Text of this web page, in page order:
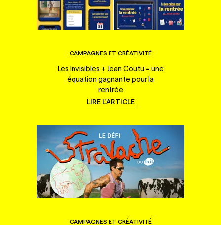
CAMPAGNES ET CRÉATIVITÉ
Les Invisibles + Jean Coutu = une
équation gagnante pour la
rentrée
LIRE L'ARTICLE
CAMPAGNES ET CRÉATIVITÉ